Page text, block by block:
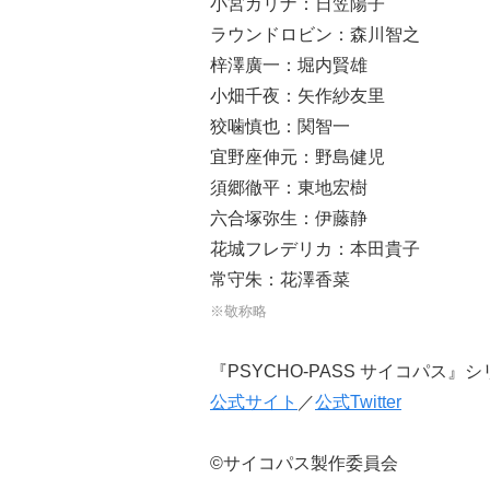
ラウンドロビン：森川智之
梓澤廣一：堀内賢雄
小畑千夜：矢作紗友里
狡噛慎也：関智一
宜野座伸元：野島健児
須郷徹平：東地宏樹
六合塚弥生：伊藤静
花城フレデリカ：本田貴子
常守朱：花澤香菜
※敬称略
『PSYCHO-PASS サイコパス』シ
公式サイト ／公式Twitter
©サイコパス製作委員会